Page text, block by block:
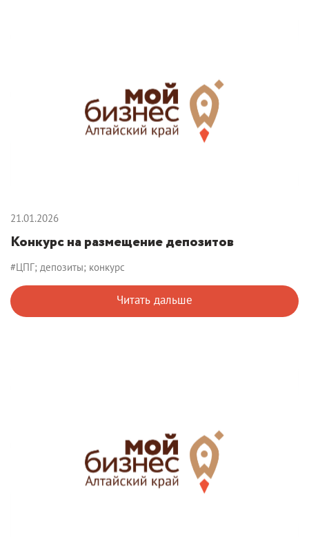
21.01.2026
Конкурс на размещение депозитов
#ЦПГ; депозиты; конкурс
Читать дальше